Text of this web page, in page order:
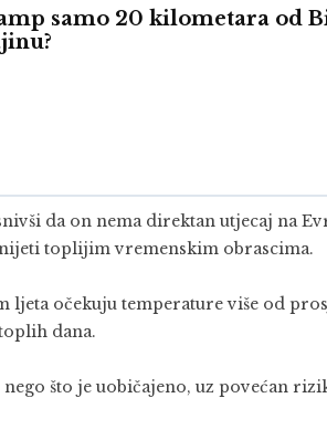
samo 20 kilometara od
da on nema direktan utjecaj na
toplijim vremenskim obrascima.
očekuju temperature više od
dana.
što je uobičajeno, uz povećan